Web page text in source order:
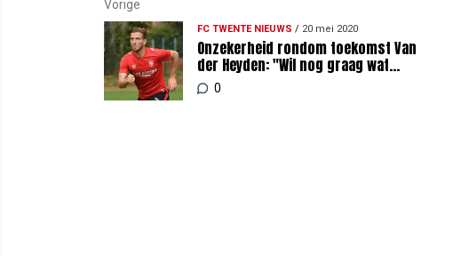
Vorige
FC TWENTE NIEUWS / 20 mei 2020
Onzekerheid rondom toekomst Van
der Heyden: "Wil nog graag wat
laten zien"
0